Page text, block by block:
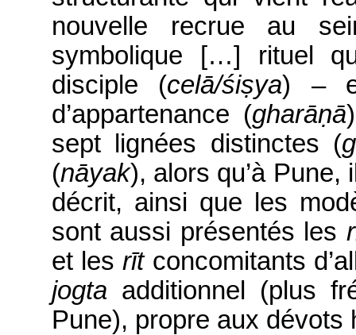
nouvelle recrue au
symbolique […] rituel
disciple (celā/śiṣya) –
d’appartenance (gharāṇā
sept lignées distinctes (
(nāyak), alors qu’à Pune,
décrit, ainsi que les
sont aussi présentés les
et lesrītconcomitants
jogta additionnel (plus
Pune), propre aux dévots